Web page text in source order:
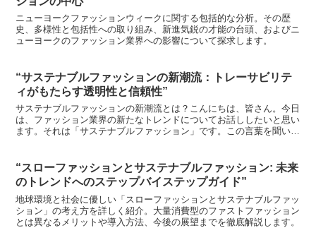
ニューヨークファッションウィークに関する包括的な分析。その歴
史、多様性と包括性への取り組み、新進気鋭の才能の台頭、およびニ
ューヨークのファッション業界への影響について探求します。
“サステナブルファッションの新潮流：トレーサビリテ
ィがもたらす透明性と信頼性”
サステナブルファッションの新潮流とは？こんにちは、皆さん。今日
は、ファッション業界の新たなトレンドについてお話ししたいと思い
ます。それは「サステナブルファッション」です。この言葉を聞いた
“スローファッションとサステナブルファッション: 未来
のトレンドへのステップバイステップガイド”
地球環境と社会に優しい「スローファッションとサステナブルファッ
ション」の考え方を詳しく紹介。大量消費型のファストファッション
とは異なるメリットや導入方法、今後の展望までを徹底解説します。